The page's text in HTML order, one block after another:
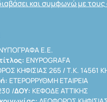
και συμφωνώ με
Ε.Ε.
ENYPOGRAFA
ΚΗΦΙΣΙΑΣ 265 / Τ.Κ. 14561
ΕΤΕΡΟΡΡΥΘΜΗ ΕΤΑΙΡΕΙΑ
/ΔΟΥ: ΚΕΦΟΔΕ ΑΤΤΙΚΗΣ